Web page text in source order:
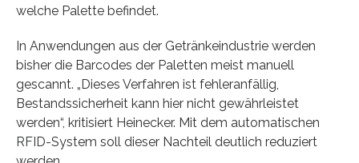
welche Palette befindet.
In Anwendungen aus der Getränkeindustrie werden
bisher die Barcodes der Paletten meist manuell
gescannt. „Dieses Verfahren ist fehleranfällig,
Bestandssicherheit kann hier nicht gewährleistet
werden“, kritisiert Heinecker. Mit dem automatischen
RFID-System soll dieser Nachteil deutlich reduziert